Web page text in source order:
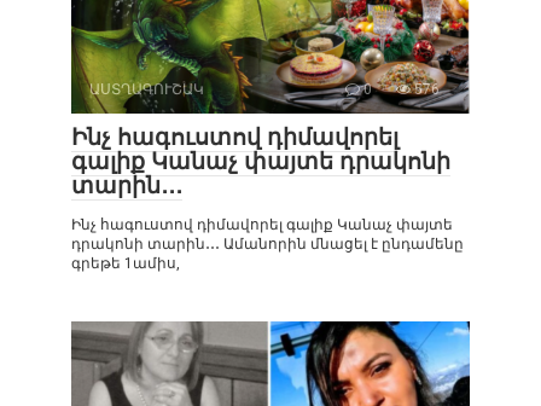
ԱՍՏՂԱԳՈՒՇԱԿ 0 576
Ինչ հագուստով դիմավորել
գալիք Կանաչ փայտե դրակոնի
տարին․․․
Ինչ հագուստով դիմավորել գալիք Կանաչ փայտե
դրակոնի տարին․․․ Ամանորին մնացել է ընդամենը
գրեթե 1ամիս,